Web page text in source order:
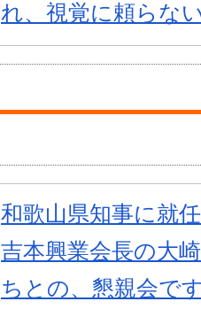
れ、視覚に頼らな
和歌山県知事に就
吉本興業会長の大
ちとの、懇親会で